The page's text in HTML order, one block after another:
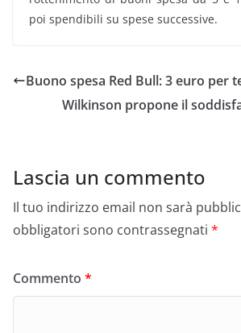
poi spendibili su spese successive.
Buono spesa Red Bull: 3 euro per
Wilkinson propone il
Lascia un commento
Il tuo indirizzo email non sarà
obbligatori sono contrassegnati *
Commento *